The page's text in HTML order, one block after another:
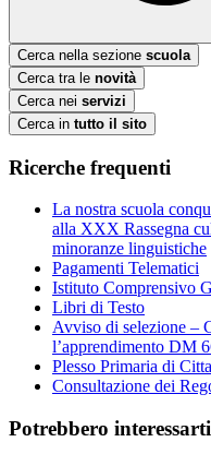
Cerca nella sezione scuola
Cerca tra le novità
Cerca nei servizi
Cerca in tutto il sito
Ricerche frequenti
La nostra scuola
alla XXX Rassegna
minoranze linguistiche
Pagamenti Telematici
Istituto Comprensivo
Libri di Testo
Avviso di selezione –
l’apprendimento DM
Plesso Primaria di
Consultazione dei
Potrebbero interessarti